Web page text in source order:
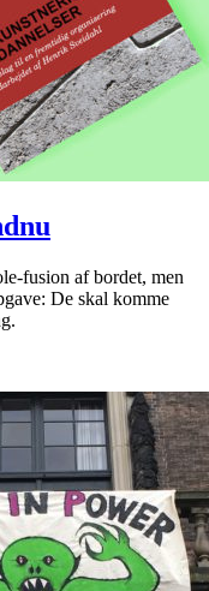
fusion af bordet, men
De skal komme